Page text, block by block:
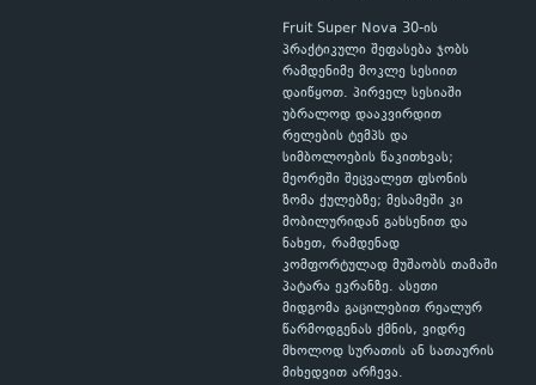
Fruit Super Nova 30-ის
პრაქტიკული შეფასება ჯობს
რამდენიმე მოკლე სესიით
დაიწყოთ. პირველ სესიაში
უბრალოდ დააკვირდით
რელების ტემპს და
სიმბოლოების წაკითხვას;
მეორეში შეცვალეთ ფსონის
ზომა ქულებზე; მესამეში კი
მობილურიდან გახსენით და
ნახეთ, რამდენად
კომფორტულად მუშაობს თამაში
პატარა ეკრანზე. ასეთი
მიდგომა გაცილებით რეალურ
წარმოდგენას ქმნის, ვიდრე
მხოლოდ სურათის ან სათაურის
მიხედვით არჩევა.